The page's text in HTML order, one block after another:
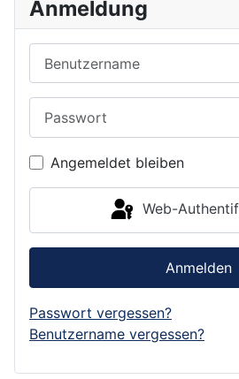
Anmeldung
Angemeldet bleiben
Web-
Anmelden
Passwort vergessen?
Benutzername vergessen?